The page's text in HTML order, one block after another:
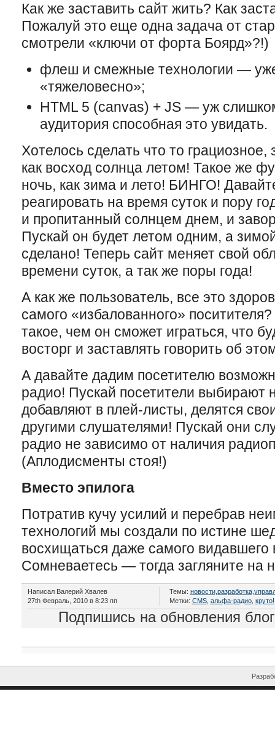
Как же заставить сайт жить? Как
Пожалуй это еще одна задача от
смотрели «ключи от форта Боярд»?!)
флеш и смежные технологии —
«тяжеловесно»;
HTML 5 (canvas) + JS — уж
аудитория способная это увидать.
Хотелось сделать что то
как восход солнца летом! Такое же
ночь, как зима и лето! БИНГО!
реагировать на время суток и пору
и пропитанный солнцем днем, и
Пускай он будет летом одним, а
сделано! Теперь сайт меняет свой
времени суток, а так же поры года!
А как же пользователь, все это
самого «избалованного»
такое, чем он сможет играться, что
восторг и заставлять говорить об
А давайте дадим посетителю
радио! Пускай посетители выбирают
добавляют в плей-листы, делятся
другими слушателями! Пускай они
радио не зависимо от наличия
(Аплодисменты стоя!)
Вместо эпилога
Потратив кучу усилий и перебрав
технологий мы создали по истине
восхищаться даже самого видавшего
Сомневаетесь — тогда загляните на
Написал Валерий Хвалев
27th Февраль, 2010 в 8:23 пп
Темы: новости, разработка,
Метки: CMS, альфа-радио, круто!
Подпишись на обновления